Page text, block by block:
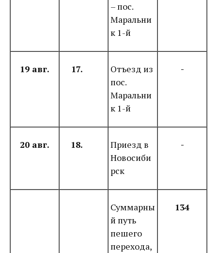
– пос.
Маральни
к 1-й
19 авг. 17.
Отъезд из
пос.
Маральни
к 1-й
-
20 авг. 18.
Приезд в
Новосиби
рск
-
Суммарны
й путь
пешего
перехода,
134